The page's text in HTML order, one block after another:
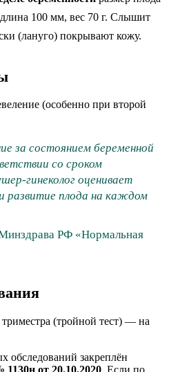
100 мм, вес 70 г. Слышит
(лануго) покрывают кожу.
(особенно при второй
за состоянием беременной
со сроком
гинеколог оценивает
развитие плода на каждом
РФ «Нормальная
(тройной тест) — на
обследований закреплён
от 20.10.2020. Если по